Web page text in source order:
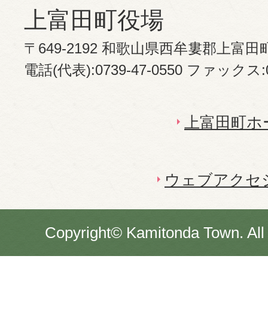
上富田町役場
〒649-2192 和歌山県西牟婁郡上富田
電話(代表):0739-47-0550 ファックス
上富田町
ウェブアクセ
Copyright© Kamitonda Town.